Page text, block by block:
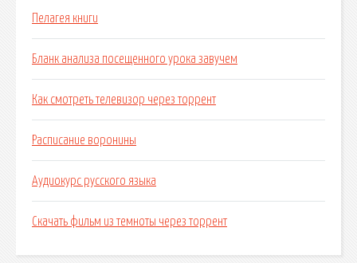
Пелагея книги
Бланк анализа посещенного урока завучем
Как смотреть телевизор через торрент
Расписание воронины
Аудиокурс русского языка
Скачать фильм из темноты через торрент